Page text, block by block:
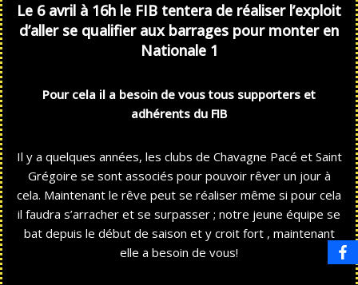
Le 6 avril à 16h le FIB tentera de réaliser l’exploit
d’aller se qualifier aux barrages pour monter en
Nationale 1
Pour cela il a besoin de vous tous supporters et
adhérents du FIB
Il y a quelques années, les clubs de Chavagne Pacé et Saint
Grégoire se sont associés pour pouvoir rêver un jour à
cela. Maintenant le rêve peut se réaliser même si pour cela
il faudra s’arracher et se surpasser ; notre jeune équipe se
bat depuis le début de saison et y croit fort , maintenant
elle a besoin de vous!